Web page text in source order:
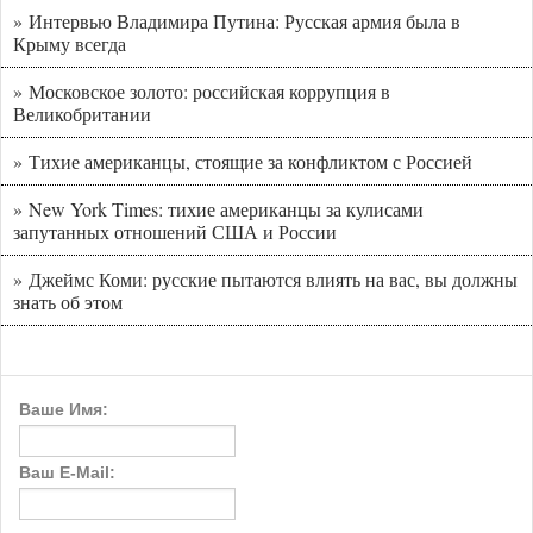
» Интервью Владимира Путина: Русская армия была в
Крыму всегда
» Московское золото: российская коррупция в
Великобритании
» Тихие американцы, стоящие за конфликтом с Россией
» New York Times: тихие американцы за кулисами
запутанных отношений США и России
» Джеймс Коми: русские пытаются влиять на вас, вы должны
знать об этом
Ваше Имя:
Ваш E-Mail: